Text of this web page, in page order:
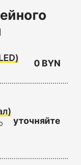
0 BYN
уточняйте